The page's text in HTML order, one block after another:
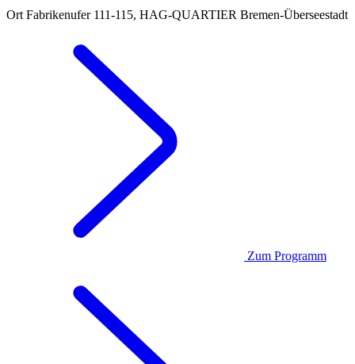
Ort Fabrikenufer 111-115, HAG‑QUARTIER Bremen-Überseestadt
Zum Programm